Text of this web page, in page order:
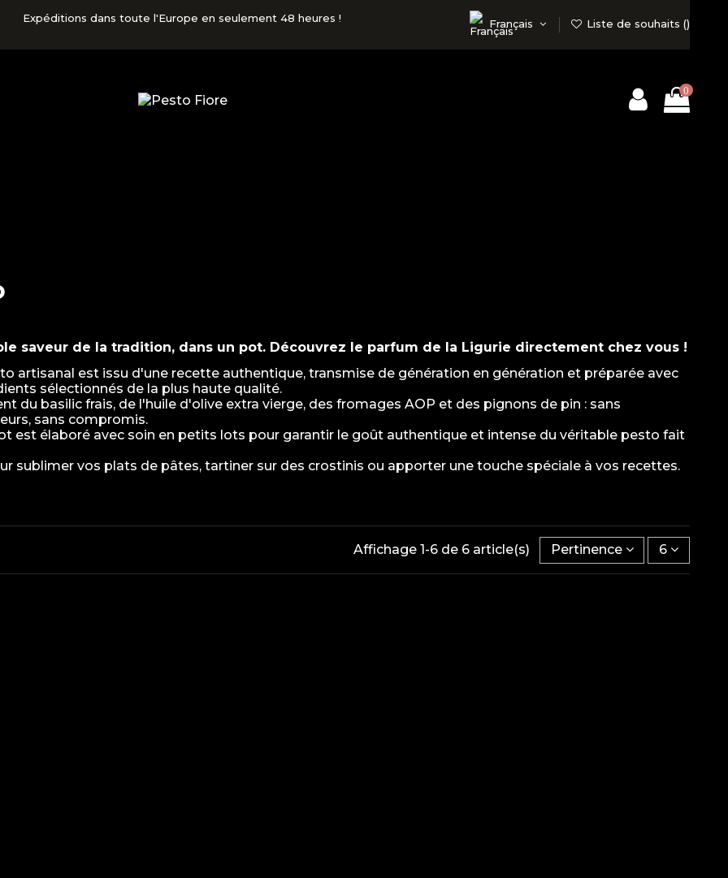
Expéditions dans toute l'Europe en seulement 48 heures ! Français Liste de souhaits ()
0
saveur de la tradition, dans un pot. Découvrez le parfum de la Ligurie directement chez vous !
artisanal est issu d'une recette authentique, transmise de génération en génération et préparée avec
sélectionnés de la plus haute qualité.
du basilic frais, de l'huile d'olive extra vierge, des fromages AOP et des pignons de pin : sans
sans compromis.
est élaboré avec soin en petits lots pour garantir le goût authentique et intense du véritable pesto fait
sublimer vos plats de pâtes, tartiner sur des crostinis ou apporter une touche spéciale à vos recettes.
Affichage 1-6 de 6 article(s) Pertinence 6